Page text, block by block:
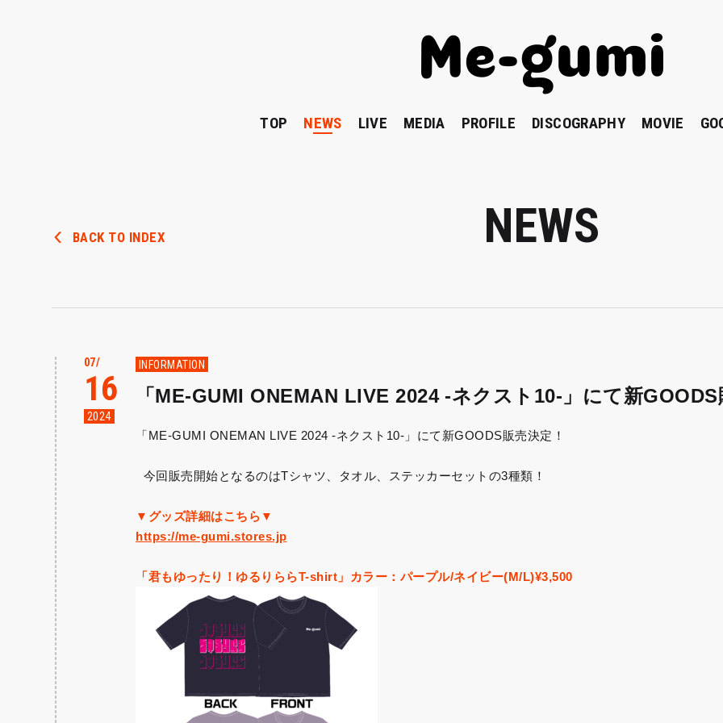
TOP NEWS LIVE MEDIA PROFILE DISCOGRAPHY MOVIE
NEWS
BACK TO INDEX
07
16
2024
INFORMATION
「ME-GUMI ONEMAN LIVE 2024 -ネクスト10-」にて新GOODS
「ME-GUMI ONEMAN LIVE 2024 -ネクスト10-」にて新GOODS販売決定！
今回販売開始となるのはTシャツ、タオル、ステッカーセットの3種類！
▼グッズ詳細はこちら▼
https://me-gumi.stores.jp
「君もゆったり！ゆるりららT-shirt」カラー：パープル/ネイビー(M/L)¥3,500